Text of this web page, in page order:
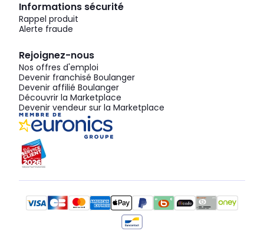
Informations sécurité
Rappel produit
Alerte fraude
Rejoignez-nous
Nos offres d'emploi
Devenir franchisé Boulanger
Devenir affilié Boulanger
Découvrir la Marketplace
Devenir vendeur sur la Marketplace